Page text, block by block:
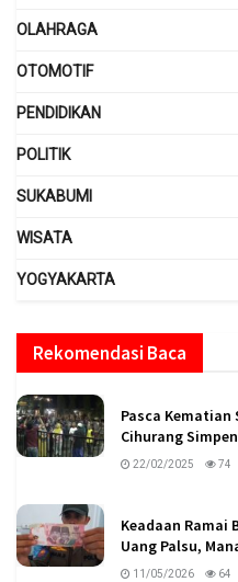
OLAHRAGA
OTOMOTIF
PENDIDIKAN
POLITIK
SUKABUMI
WISATA
YOGYAKARTA
Rekomendasi Baca
Pasca Kematian
Cihurang
22/02/2025 74
Keadaan Ramai
Uang Palsu,
11/05/2026 64